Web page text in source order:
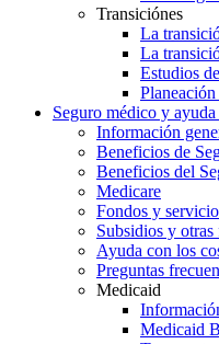
Transiciónes
La
La
Estudios
Seguro médico y
Información
Beneficios de
Beneficios del
Medicare
Fondos y
Subsidios y
Ayuda con los
Preguntas
Medicaid
Medicaid